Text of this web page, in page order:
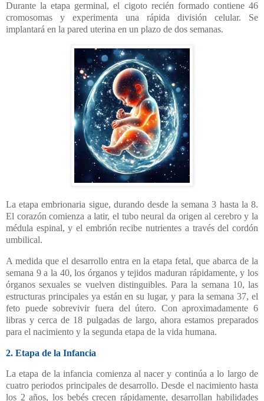
Durante la etapa germinal, el cigoto recién formado contiene 46
cromosomas y experimenta una rápida división celular. Se
implantará en la pared uterina en un plazo de dos semanas.
La etapa embrionaria sigue, durando desde la semana 3 hasta la 8.
El corazón comienza a latir, el tubo neural da origen al cerebro y la
médula espinal, y el embrión recibe nutrientes a través del cordón
umbilical.
A medida que el desarrollo entra en la etapa fetal, que abarca de la
semana 9 a la 40, los órganos y tejidos maduran rápidamente, y los
órganos sexuales se vuelven distinguibles. Para la semana 10, las
estructuras principales ya están en su lugar, y para la semana 37, el
feto puede sobrevivir fuera del útero. Con aproximadamente 6
libras y cerca de 18 pulgadas de largo, ahora estamos preparados
para el nacimiento y la segunda etapa de la vida humana.
2. Etapa de la Infancia
La etapa de la infancia comienza al nacer y continúa a lo largo de
cuatro periodos principales de desarrollo. Desde el nacimiento hasta
los 2 años, los bebés crecen rápidamente, desarrollan habilidades